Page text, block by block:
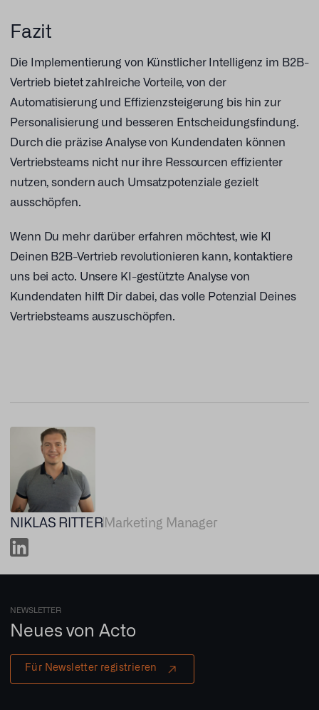
Fazit
Die Implementierung von Künstlicher Intelligenz im B2B-
Vertrieb bietet zahlreiche Vorteile, von der
Automatisierung und Effizienzsteigerung bis hin zur
Personalisierung und besseren Entscheidungsfindung.
Durch die präzise Analyse von Kundendaten können
Vertriebsteams nicht nur ihre Ressourcen effizienter
nutzen, sondern auch Umsatzpotenziale gezielt
ausschöpfen.
Wenn Du mehr darüber erfahren möchtest, wie KI
Deinen B2B-Vertrieb revolutionieren kann, kontaktiere
uns bei acto. Unsere KI-gestützte Analyse von
Kundendaten hilft Dir dabei, das volle Potenzial Deines
Vertriebsteams auszuschöpfen.
NIKLAS RITTERMarketing Manager
NEWSLETTER
Neues von Acto
Für Newsletter registrieren